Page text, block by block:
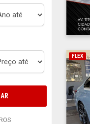
FLEX